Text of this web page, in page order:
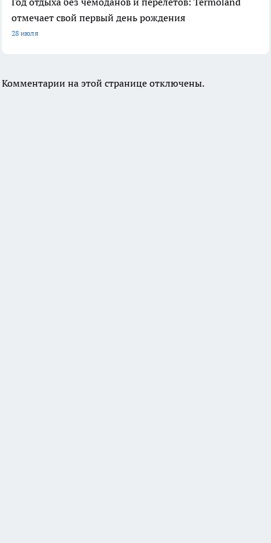
отмечает свой первый день рождения
28 июля
Комментарии на этой странице отключены.